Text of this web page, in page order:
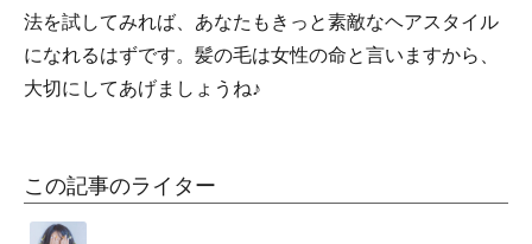
法を試してみれば、あなたもきっと素敵なヘアスタイル
になれるはずです。髪の毛は女性の命と言いますから、
大切にしてあげましょうね♪
この記事のライター